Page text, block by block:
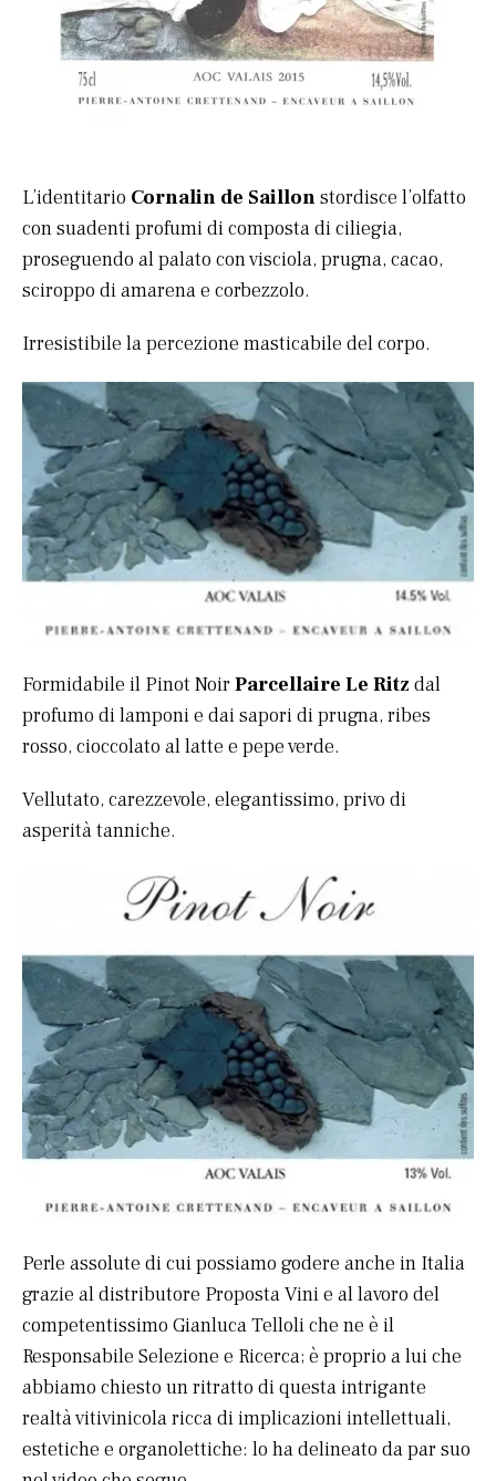
L’identitario Cornalin de Saillon stordisce l’olfatto
con suadenti profumi di composta di ciliegia,
proseguendo al palato con visciola, prugna, cacao,
sciroppo di amarena e corbezzolo.
Irresistibile la percezione masticabile del corpo.
Formidabile il Pinot NoirParcellaire Le Ritz dal
profumo di lamponi e dai sapori di prugna, ribes
rosso, cioccolato al latte e pepe verde.
Vellutato, carezzevole, elegantissimo, privo di
asperità tanniche.
Perle assolute di cui possiamo godere anche in Italia
grazie al distributore Proposta Vini e al lavoro del
competentissimo Gianluca Telloli che ne è il
Responsabile Selezione e Ricerca; è proprio a lui che
abbiamo chiesto un ritratto di questa intrigante
realtà vitivinicola ricca di implicazioni intellettuali,
estetiche e organolettiche: lo ha delineato da par suo